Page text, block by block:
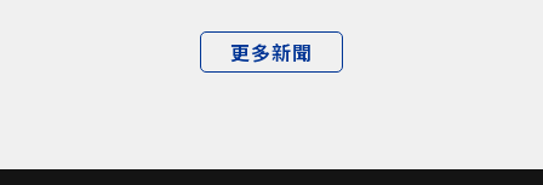
更多新聞